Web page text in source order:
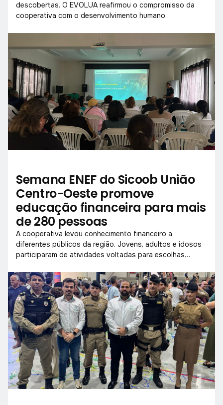
descobertas. O EVOLUA reafirmou o compromisso da
cooperativa com o desenvolvimento humano.
Semana ENEF do Sicoob União
Centro-Oeste promove
educação financeira para mais
de 280 pessoas
A cooperativa levou conhecimento financeiro a
diferentes públicos da região. Jovens, adultos e idosos
participaram de atividades voltadas para escolhas